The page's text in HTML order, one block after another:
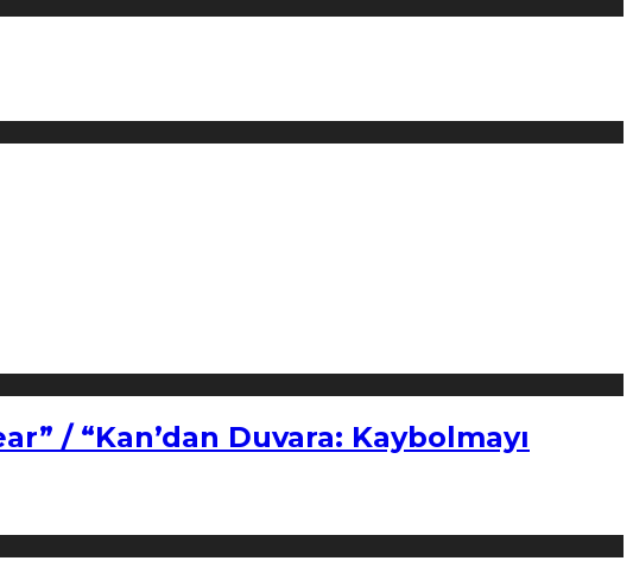
/ “Kan’dan Duvara: Kaybolmayı